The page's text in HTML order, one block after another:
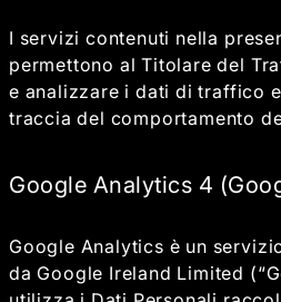
I servizi contenuti nella
permettono al Titolare del
e analizzare i dati di traffico
traccia del comportamento
Google Analytics 4
Google Analytics è un
da Google Ireland Limited